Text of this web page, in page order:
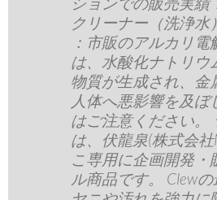
クリーナー（洗浄
：市販のアルカリ
は、水酸化ナトリウ
物質が生成され、金
人体へ悪影響を及
はご注意ください。
は、伏龍泉(株式会
こ専用に企画開発
ル商品です。 Clew